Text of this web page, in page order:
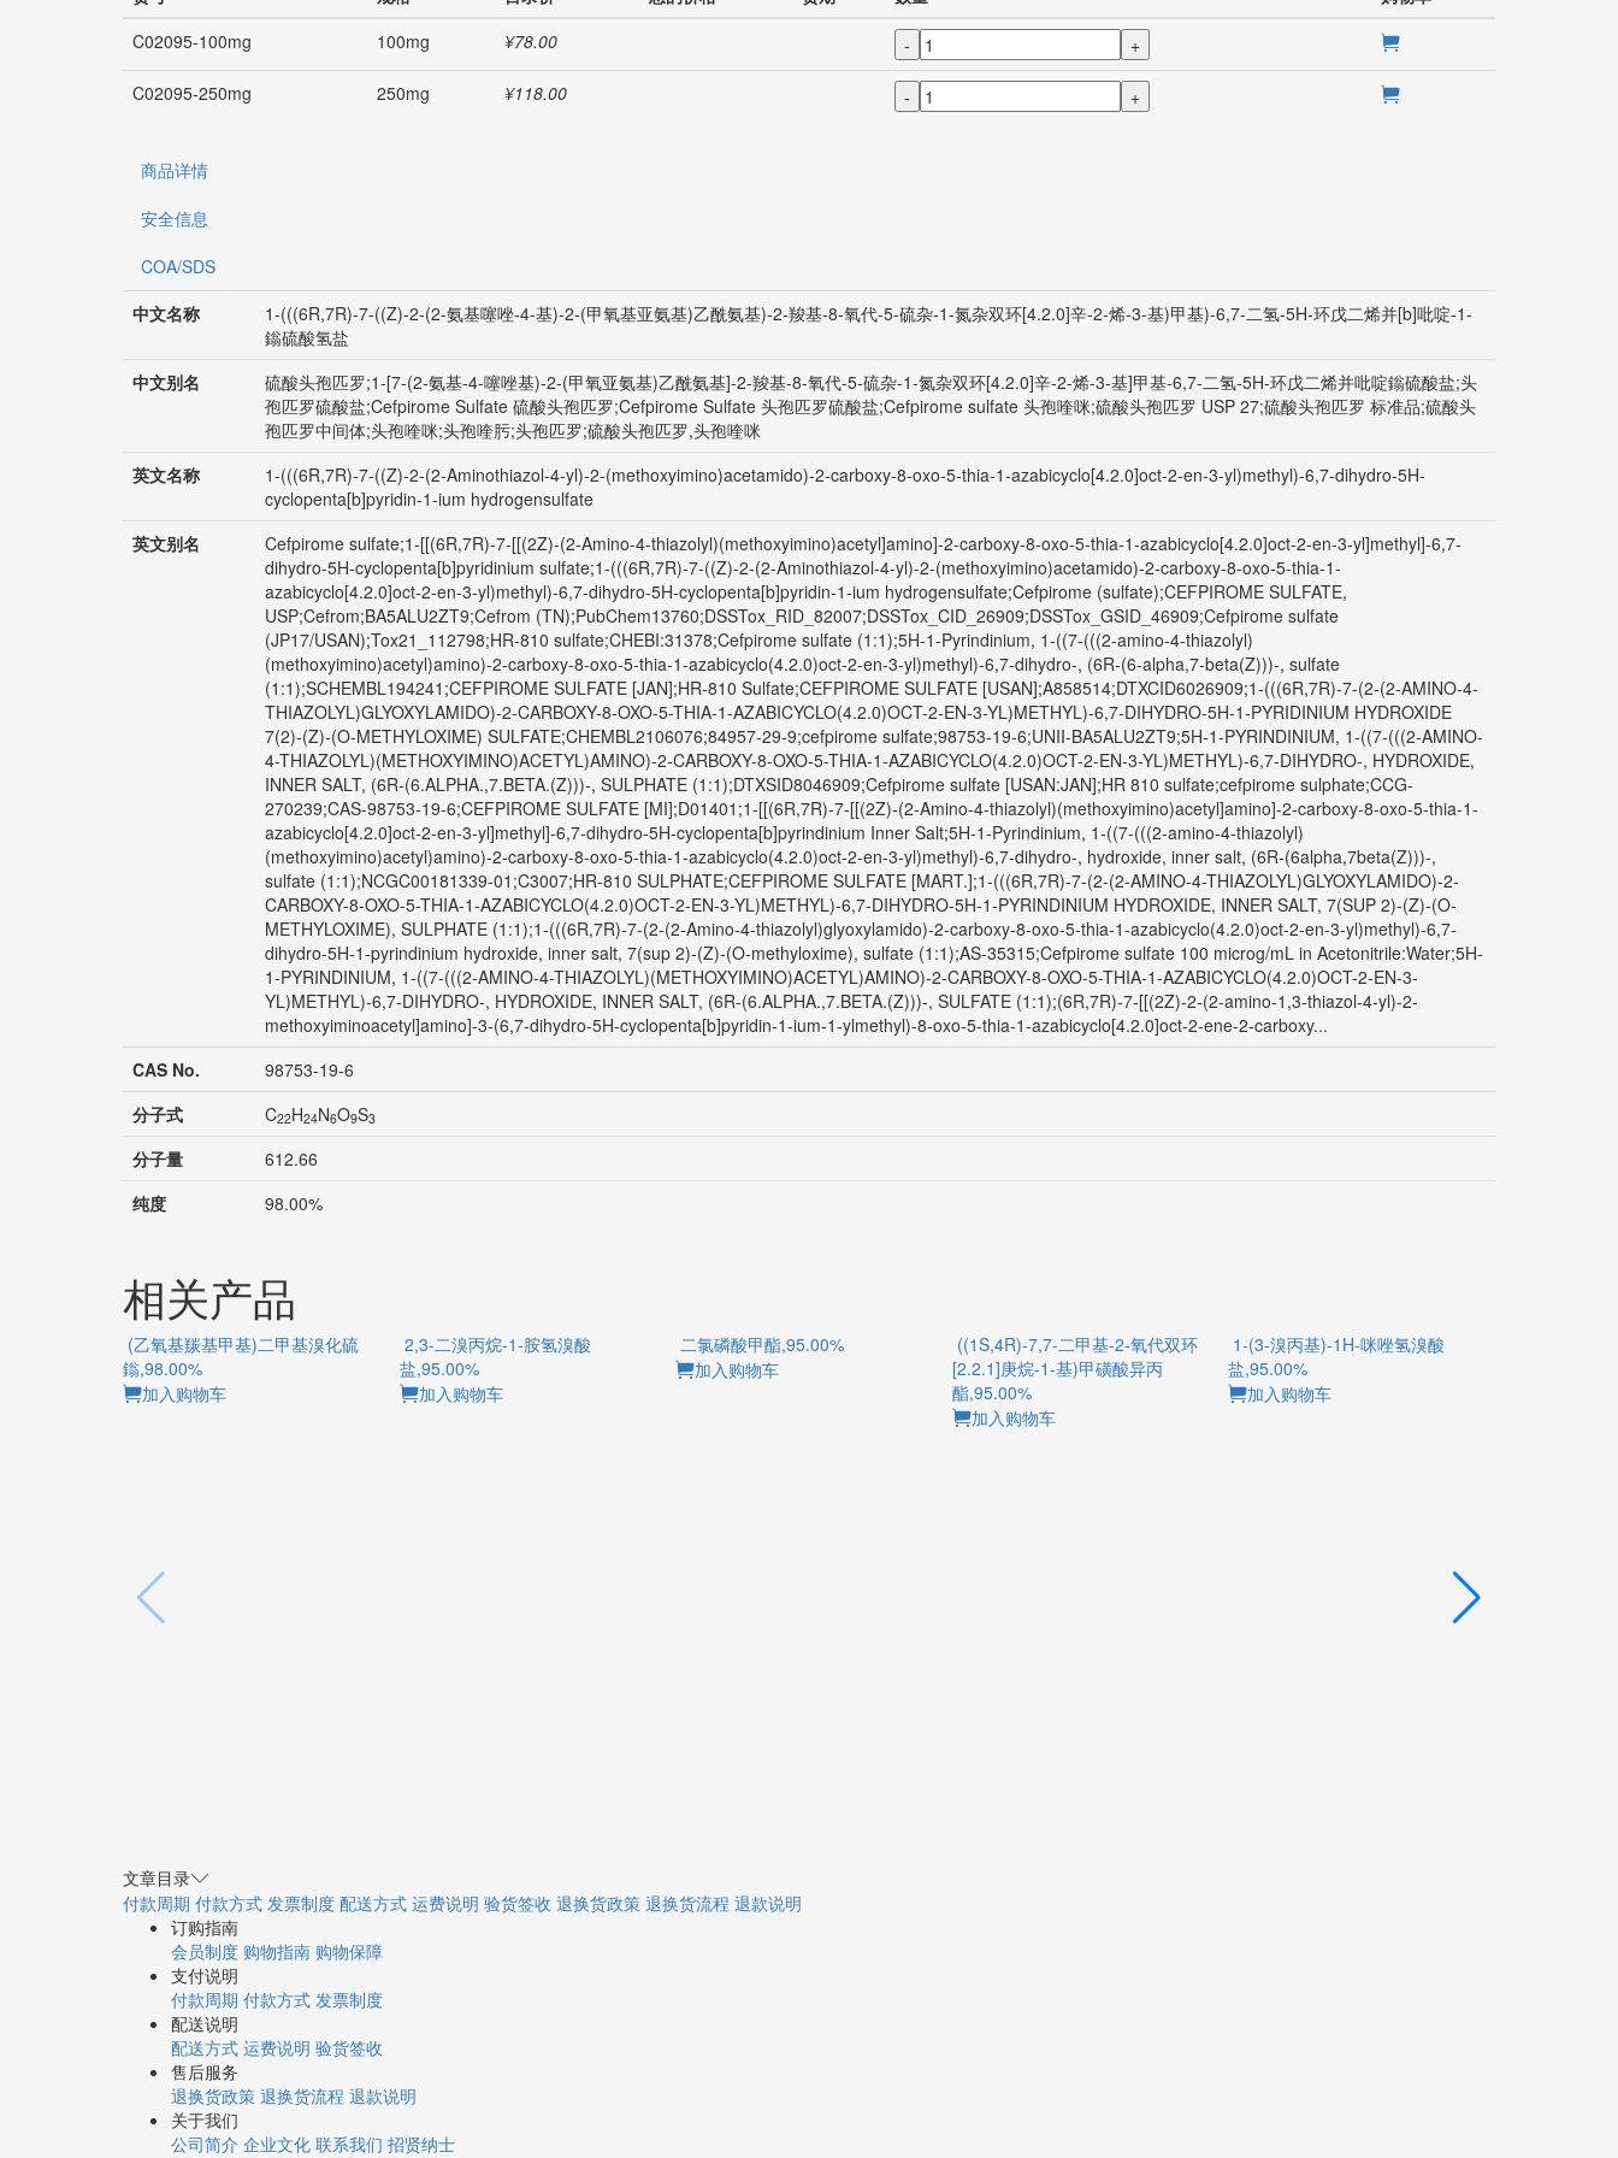
C02095-100mg
100mg ¥78.00 -
+
C02095-250mg
250mg ¥118.00 - +
商品详情
安全信息
COA/SDS
中文名称
1-(((6R,7R)-7-((Z)-2-(2-氨基噻唑-4-基)-2-(甲氧基亚氨基)乙酰氨基)-2-羧基-8-氧代-5-硫杂-1-氮杂双环[4.2.0]辛-2-烯-3-基)甲基)-6,7-二氢-5H-环戊二烯并[b]吡啶-1-
鎓硫酸氢盐
中文别名
硫酸头孢匹罗;1-[7-(2-氨基-4-噻唑基)-2-(甲氧亚氨基)乙酰氨基]-2-羧基-8-氧代-5-硫杂-1-氮杂双环[4.2.0]辛-2-烯-3-基]甲基-6,7-二氢-5H-环戊二烯并吡啶鎓硫酸盐;头
孢匹罗硫酸盐;Cefpirome Sulfate 硫酸头孢匹罗;Cefpirome Sulfate 头孢匹罗硫酸盐;Cefpirome sulfate 头孢喹咪;硫酸头孢匹罗 USP 27;硫酸头孢匹罗 标准品;硫酸头
孢匹罗中间体;头孢喹咪;头孢喹肟;头孢匹罗;硫酸头孢匹罗,头孢喹咪
英文名称
1-(((6R,7R)-7-((Z)-2-(2-Aminothiazol-4-yl)-2-(methoxyimino)acetamido)-2-carboxy-8-oxo-5-thia-1-azabicyclo[4.2.0]oct-2-en-3-yl)methyl)-6,7-dihydro-5H-
cyclopenta[b]pyridin-1-ium hydrogensulfate
英文别名
Cefpirome sulfate;1-[[(6R,7R)-7-[[(2Z)-(2-Amino-4-thiazolyl)(methoxyimino)acetyl]amino]-2-carboxy-8-oxo-5-thia-1-azabicyclo[4.2.0]oct-2-en-3-yl]methyl]-6,7-
dihydro-5H-cyclopenta[b]pyridinium sulfate;1-(((6R,7R)-7-((Z)-2-(2-Aminothiazol-4-yl)-2-(methoxyimino)acetamido)-2-carboxy-8-oxo-5-thia-1-
azabicyclo[4.2.0]oct-2-en-3-yl)methyl)-6,7-dihydro-5H-cyclopenta[b]pyridin-1-ium hydrogensulfate;Cefpirome (sulfate);CEFPIROME SULFATE,
USP;Cefrom;BA5ALU2ZT9;Cefrom (TN);PubChem13760;DSSTox_RID_82007;DSSTox_CID_26909;DSSTox_GSID_46909;Cefpirome sulfate
(JP17/USAN);Tox21_112798;HR-810 sulfate;CHEBI:31378;Cefpirome sulfate (1:1);5H-1-Pyrindinium, 1-((7-(((2-amino-4-thiazolyl)
(methoxyimino)acetyl)amino)-2-carboxy-8-oxo-5-thia-1-azabicyclo(4.2.0)oct-2-en-3-yl)methyl)-6,7-dihydro-, (6R-(6-alpha,7-beta(Z)))-, sulfate
(1:1);SCHEMBL194241;CEFPIROME SULFATE [JAN];HR-810 Sulfate;CEFPIROME SULFATE [USAN];A858514;DTXCID6026909;1-(((6R,7R)-7-(2-(2-AMINO-4-
THIAZOLYL)GLYOXYLAMIDO)-2-CARBOXY-8-OXO-5-THIA-1-AZABICYCLO(4.2.0)OCT-2-EN-3-YL)METHYL)-6,7-DIHYDRO-5H-1-PYRIDINIUM HYDROXIDE
7(2)-(Z)-(O-METHYLOXIME) SULFATE;CHEMBL2106076;84957-29-9;cefpirome sulfate;98753-19-6;UNII-BA5ALU2ZT9;5H-1-PYRINDINIUM, 1-((7-(((2-AMINO-
4-THIAZOLYL)(METHOXYIMINO)ACETYL)AMINO)-2-CARBOXY-8-OXO-5-THIA-1-AZABICYCLO(4.2.0)OCT-2-EN-3-YL)METHYL)-6,7-DIHYDRO-, HYDROXIDE,
INNER SALT, (6R-(6.ALPHA.,7.BETA.(Z)))-, SULPHATE (1:1);DTXSID8046909;Cefpirome sulfate [USAN:JAN];HR 810 sulfate;cefpirome sulphate;CCG-
270239;CAS-98753-19-6;CEFPIROME SULFATE [MI];D01401;1-[[(6R,7R)-7-[[(2Z)-(2-Amino-4-thiazolyl)(methoxyimino)acetyl]amino]-2-carboxy-8-oxo-5-thia-1-
azabicyclo[4.2.0]oct-2-en-3-yl]methyl]-6,7-dihydro-5H-cyclopenta[b]pyrindinium Inner Salt;5H-1-Pyrindinium, 1-((7-(((2-amino-4-thiazolyl)
(methoxyimino)acetyl)amino)-2-carboxy-8-oxo-5-thia-1-azabicyclo(4.2.0)oct-2-en-3-yl)methyl)-6,7-dihydro-, hydroxide, inner salt, (6R-(6alpha,7beta(Z)))-,
sulfate (1:1);NCGC00181339-01;C3007;HR-810 SULPHATE;CEFPIROME SULFATE [MART.];1-(((6R,7R)-7-(2-(2-AMINO-4-THIAZOLYL)GLYOXYLAMIDO)-2-
CARBOXY-8-OXO-5-THIA-1-AZABICYCLO(4.2.0)OCT-2-EN-3-YL)METHYL)-6,7-DIHYDRO-5H-1-PYRINDINIUM HYDROXIDE, INNER SALT, 7(SUP 2)-(Z)-(O-
METHYLOXIME), SULPHATE (1:1);1-(((6R,7R)-7-(2-(2-Amino-4-thiazolyl)glyoxylamido)-2-carboxy-8-oxo-5-thia-1-azabicyclo(4.2.0)oct-2-en-3-yl)methyl)-6,7-
dihydro-5H-1-pyrindinium hydroxide, inner salt, 7(sup 2)-(Z)-(O-methyloxime), sulfate (1:1);AS-35315;Cefpirome sulfate 100 microg/mL in Acetonitrile:Water;5H-
1-PYRINDINIUM, 1-((7-(((2-AMINO-4-THIAZOLYL)(METHOXYIMINO)ACETYL)AMINO)-2-CARBOXY-8-OXO-5-THIA-1-AZABICYCLO(4.2.0)OCT-2-EN-3-
YL)METHYL)-6,7-DIHYDRO-, HYDROXIDE, INNER SALT, (6R-(6.ALPHA.,7.BETA.(Z)))-, SULFATE (1:1);(6R,7R)-7-[[(2Z)-2-(2-amino-1,3-thiazol-4-yl)-2-
methoxyiminoacetyl]amino]-3-(6,7-dihydro-5H-cyclopenta[b]pyridin-1-ium-1-ylmethyl)-8-oxo-5-thia-1-azabicyclo[4.2.0]oct-2-ene-2-carboxy...
CAS No.
98753-19-6
分子式
C22H24N6O9S3
分子量
612.66
纯度
98.00%
相关产品
(乙氧基羰基甲基)二甲基溴化硫
鎓,98.00%
加入购物车
2,3-二溴丙烷-1-胺氢溴酸
盐,95.00%
加入购物车
二氯磷酸甲酯,95.00%
加入购物车
((1S,4R)-7,7-二甲基-2-氧代双环
[2.2.1]庚烷-1-基)甲磺酸异丙
酯,95.00%
加入购物车
1-(3-溴丙基)-1H-咪唑氢溴酸
盐,95.00%
加入购物车
文章目录
付款周期 付款方式 发票制度 配送方式 运费说明 验货签收 退换货政策 退换货流程 退款说明
订购指南
会员制度 购物指南 购物保障
支付说明
付款周期 付款方式 发票制度
配送说明
配送方式 运费说明 验货签收
售后服务
退换货政策 退换货流程 退款说明
关于我们
公司简介 企业文化 联系我们 招贤纳士